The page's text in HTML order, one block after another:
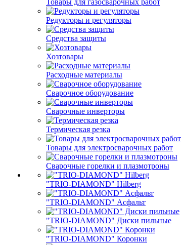
Товары для газосварочных работ
Редукторы и регуляторы
Средства защиты
Хозтовары
Расходные материалы
Сварочное оборудование
Сварочные инверторы
Термическая резка
Товары для электросварочных работ
Сварочные горелки и плазмотроны
"TRIO-DIAMOND" Hilberg
"TRIO-DIAMOND" Асфальт
"TRIO-DIAMOND" Диски пильные
"TRIO-DIAMOND" Коронки